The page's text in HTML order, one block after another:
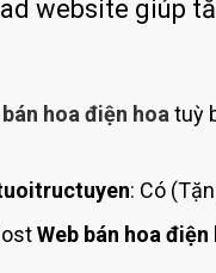
giá quản trị Website
website giúp
bán hoa điện hoa tuỳ
: Có
Web bán hoa điện